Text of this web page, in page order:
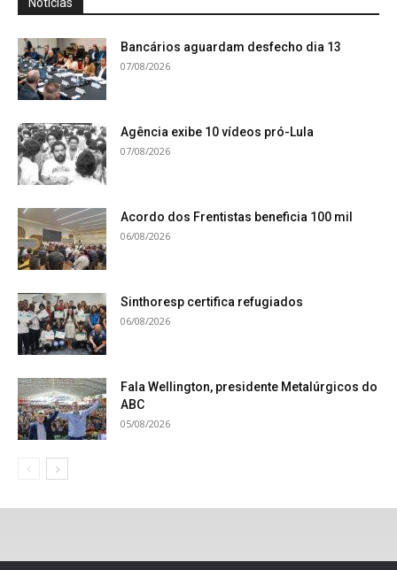
Notícias
Bancários aguardam desfecho dia 13
07/08/2026
Agência exibe 10 vídeos pró-Lula
07/08/2026
Acordo dos Frentistas beneficia 100 mil
06/08/2026
Sinthoresp certifica refugiados
06/08/2026
Fala Wellington, presidente Metalúrgicos do
ABC
05/08/2026